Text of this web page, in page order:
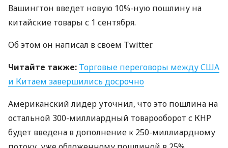
Вашингтон введет новую 10%-ную пошлину на
китайские товары с 1 сентября.
Об этом он написал в своем Twitter.
Читайте также: Торговые переговоры междуСША
и Китаем завершились досрочно
Американский лидер уточнил, что это пошлина на
остальной 300-миллиардный товарооборот с КНР
будет введена в дополнение к 250-миллиардному